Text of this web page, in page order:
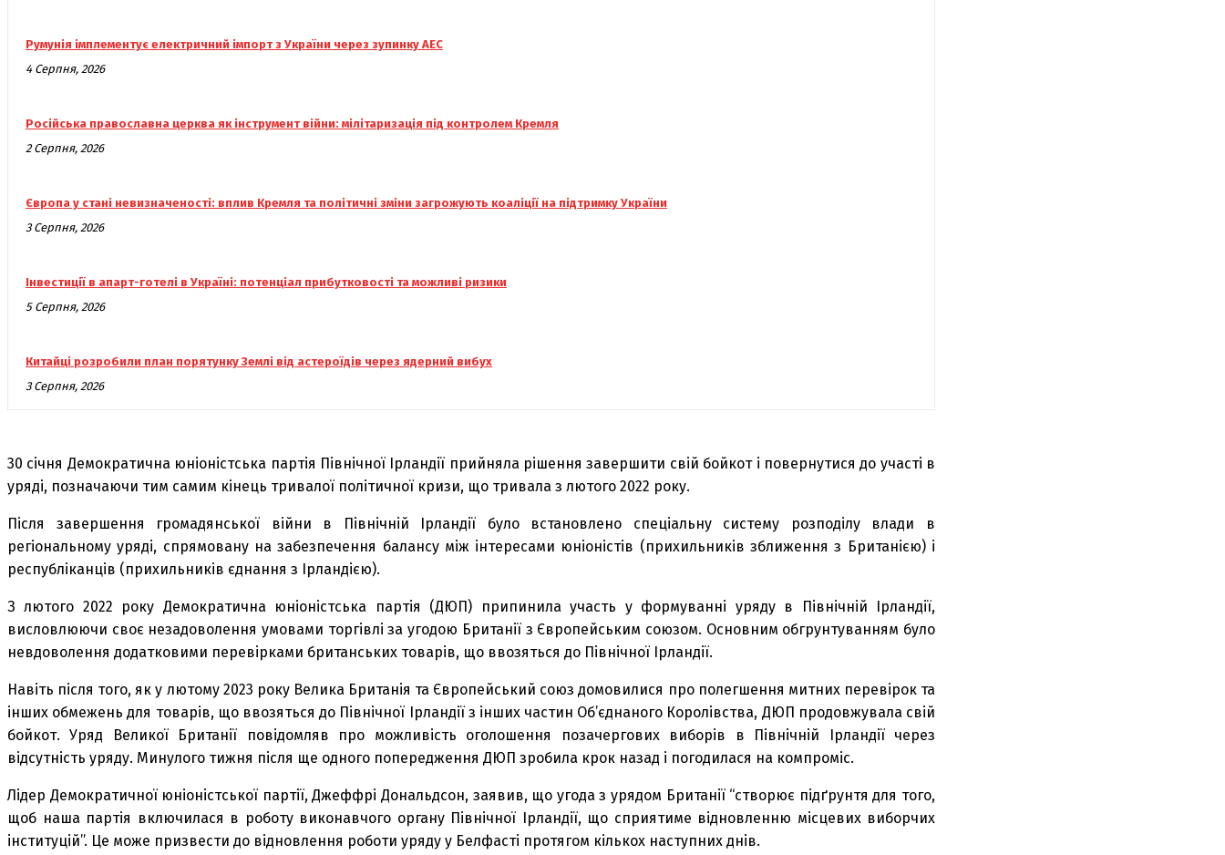
Румунія імплементує електричний імпорт з України через зупинку АЕС
4 Серпня, 2026
Російська православна церква як інструмент війни: мілітаризація під контролем Кремля
2 Серпня, 2026
Європа у стані невизначеності: вплив Кремля та політичні зміни загрожують коаліції на підтримку України
3 Серпня, 2026
Інвестиції в апарт-готелі в Україні: потенціал прибутковості та можливі ризики
5 Серпня, 2026
Китайці розробили план порятунку Землі від астероїдів через ядерний вибух
3 Серпня, 2026
30 січня Демократична юніоністська партія Північної Ірландії прийняла рішення завершити свій бойкот і повернутися до участі в
уряді, позначаючи тим самим кінець тривалої політичної кризи, що тривала з лютого 2022 року.
Після завершення громадянської війни в Північній Ірландії було встановлено спеціальну систему розподілу влади в
регіональному уряді, спрямовану на забезпечення балансу між інтересами юніоністів (прихильників зближення з Британією) і
республіканців (прихильників єднання з Ірландією).
З лютого 2022 року Демократична юніоністська партія (ДЮП) припинила участь у формуванні уряду в Північній Ірландії,
висловлюючи своє незадоволення умовами торгівлі за угодою Британії з Європейським союзом. Основним обгрунтуванням було
невдоволення додатковими перевірками британських товарів, що ввозяться до Північної Ірландії.
Навіть після того, як у лютому 2023 року Велика Британія та Європейський союз домовилися про полегшення митних перевірок та
інших обмежень для товарів, що ввозяться до Північної Ірландії з інших частин Об’єднаного Королівства, ДЮП продовжувала свій
бойкот. Уряд Великої Британії повідомляв про можливість оголошення позачергових виборів в Північній Ірландії через
відсутність уряду. Минулого тижня після ще одного попередження ДЮП зробила крок назад і погодилася на компроміс.
Лідер Демократичної юніоністської партії, Джеффрі Дональдсон, заявив, що угода з урядом Британії “створює підґрунтя для того,
щоб наша партія включилася в роботу виконавчого органу Північної Ірландії, що сприятиме відновленню місцевих виборчих
інституцій”. Це може призвести до відновлення роботи уряду у Белфасті протягом кількох наступних днів.